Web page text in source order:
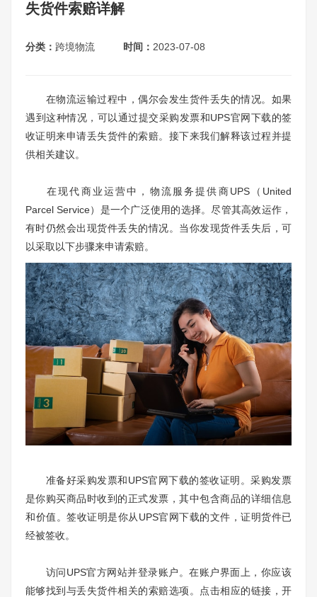
失货件索赔详解
分类： 跨境物流 时间： 2023-07-08
在物流运输过程中，偶尔会发生货件丢失的情况。如果
遇到这种情况，可以通过提交采购发票和UPS官网下载的签
收证明来申请丢失货件的索赔。接下来我们解释该过程并提
供相关建议。
在现代商业运营中，物流服务提供商UPS（United
Parcel Service）是一个广泛使用的选择。尽管其高效运作，
有时仍然会出现货件丢失的情况。当你发现货件丢失后，可
以采取以下步骤来申请索赔。
准备好采购发票和UPS官网下载的签收证明。采购发票
是你购买商品时收到的正式发票，其中包含商品的详细信息
和价值。签收证明是你从UPS官网下载的文件，证明货件已
经被签收。
访问UPS官方网站并登录账户。在账户界面上，你应该
能够找到与丢失货件相关的索赔选项。点击相应的链接，开